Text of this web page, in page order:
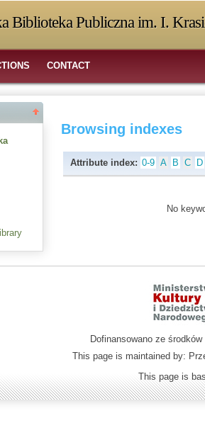
Biblioteka Publiczna im. I.
CONTACT
Browsing indexes
Attribute index: 0-9 A B C D
No
Dofinansowano ze
This page is maintained by:
This page is